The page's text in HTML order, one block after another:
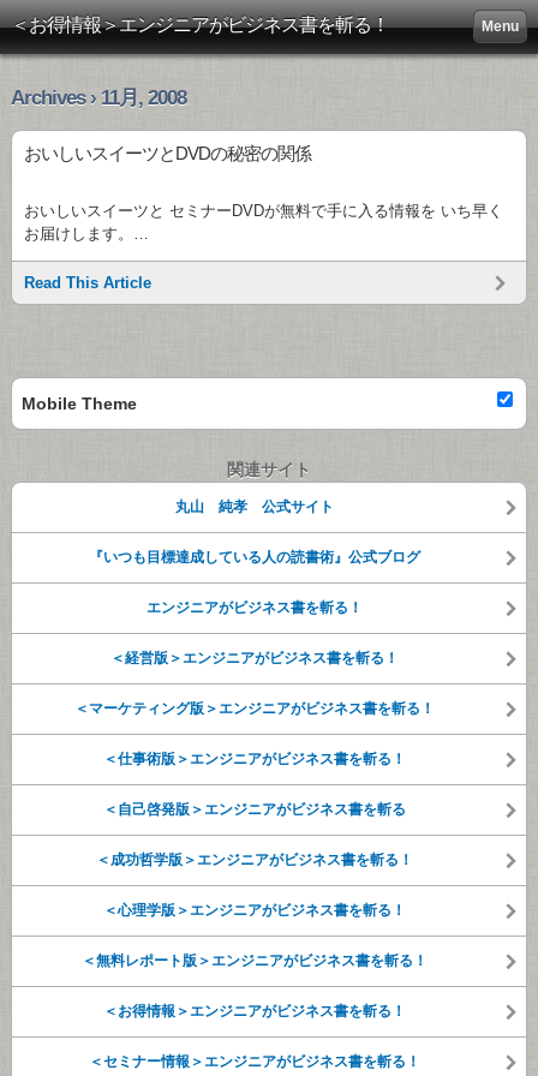
＜お得情報＞エンジニアがビジネス書を斬る！ Menu
Archives › 11月, 2008
おいしいスイーツとDVDの秘密の関係
おいしいスイーツと セミナーDVDが無料で手に入る情報を いち早く
お届けします。…
Read This Article
Mobile Theme
関連サイト
丸山 純孝 公式サイト
『いつも目標達成している人の読書術』公式ブログ
エンジニアがビジネス書を斬る！
＜経営版＞エンジニアがビジネス書を斬る！
＜マーケティング版＞エンジニアがビジネス書を斬る！
＜仕事術版＞エンジニアがビジネス書を斬る！
＜自己啓発版＞エンジニアがビジネス書を斬る
＜成功哲学版＞エンジニアがビジネス書を斬る！
＜心理学版＞エンジニアがビジネス書を斬る！
＜無料レポート版＞エンジニアがビジネス書を斬る！
＜お得情報＞エンジニアがビジネス書を斬る！
＜セミナー情報＞エンジニアがビジネス書を斬る！